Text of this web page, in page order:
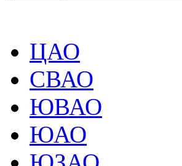
ЦАО
СВАО
ЮВАО
ЮАО